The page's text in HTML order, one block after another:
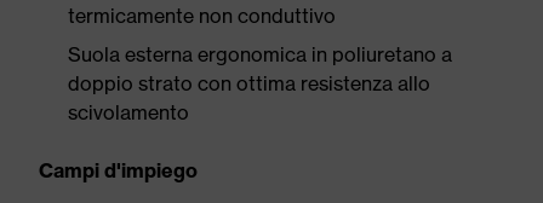
termicamente non conduttivo
Suola esterna ergonomica in poliuretano a
doppio strato con ottima resistenza allo
scivolamento
Campi d'impiego